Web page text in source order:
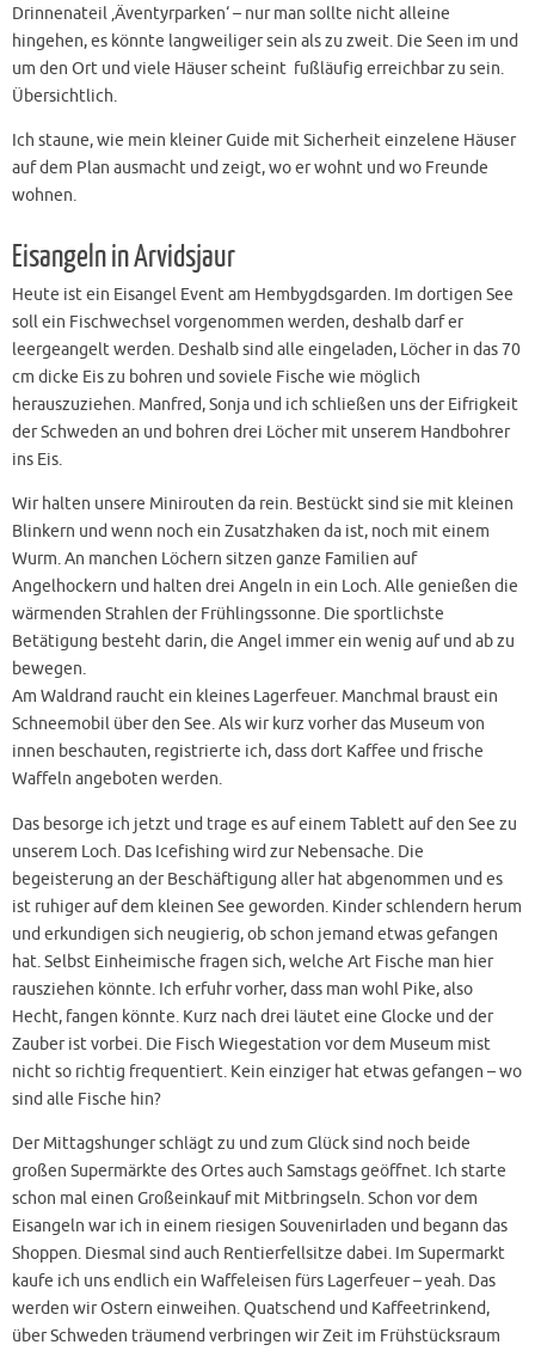
Drinnenateil ‚Äventyrparken‘ – nur man sollte nicht alleine
hingehen, es könnte langweiliger sein als zu zweit. Die Seen im und
um den Ort und viele Häuser scheint fußläufig erreichbar zu sein.
Übersichtlich.
Ich staune, wie mein kleiner Guide mit Sicherheit einzelene Häuser
auf dem Plan ausmacht und zeigt, wo er wohnt und wo Freunde
wohnen.
Eisangeln in Arvidsjaur
Heute ist ein Eisangel Event am Hembygdsgarden. Im dortigen See
soll ein Fischwechsel vorgenommen werden, deshalb darf er
leergeangelt werden. Deshalb sind alle eingeladen, Löcher in das 70
cm dicke Eis zu bohren und soviele Fische wie möglich
herauszuziehen. Manfred, Sonja und ich schließen uns der Eifrigkeit
der Schweden an und bohren drei Löcher mit unserem Handbohrer
ins Eis.
Wir halten unsere Minirouten da rein. Bestückt sind sie mit kleinen
Blinkern und wenn noch ein Zusatzhaken da ist, noch mit einem
Wurm. An manchen Löchern sitzen ganze Familien auf
Angelhockern und halten drei Angeln in ein Loch. Alle genießen die
wärmenden Strahlen der Frühlingssonne. Die sportlichste
Betätigung besteht darin, die Angel immer ein wenig auf und ab zu
bewegen.
Am Waldrand raucht ein kleines Lagerfeuer. Manchmal braust ein
Schneemobil über den See. Als wir kurz vorher das Museum von
innen beschauten, registrierte ich, dass dort Kaffee und frische
Waffeln angeboten werden.
Das besorge ich jetzt und trage es auf einem Tablett auf den See zu
unserem Loch. Das Icefishing wird zur Nebensache. Die
begeisterung an der Beschäftigung aller hat abgenommen und es
ist ruhiger auf dem kleinen See geworden. Kinder schlendern herum
und erkundigen sich neugierig, ob schon jemand etwas gefangen
hat. Selbst Einheimische fragen sich, welche Art Fische man hier
rausziehen könnte. Ich erfuhr vorher, dass man wohl Pike, also
Hecht, fangen könnte. Kurz nach drei läutet eine Glocke und der
Zauber ist vorbei. Die Fisch Wiegestation vor dem Museum mist
nicht so richtig frequentiert. Kein einziger hat etwas gefangen – wo
sind alle Fische hin?
Der Mittagshunger schlägt zu und zum Glück sind noch beide
großen Supermärkte des Ortes auch Samstags geöffnet. Ich starte
schon mal einen Großeinkauf mit Mitbringseln. Schon vor dem
Eisangeln war ich in einem riesigen Souvenirladen und begann das
Shoppen. Diesmal sind auch Rentierfellsitze dabei. Im Supermarkt
kaufe ich uns endlich ein Waffeleisen fürs Lagerfeuer – yeah. Das
werden wir Ostern einweihen. Quatschend und Kaffeetrinkend,
über Schweden träumend verbringen wir Zeit im Frühstücksraum